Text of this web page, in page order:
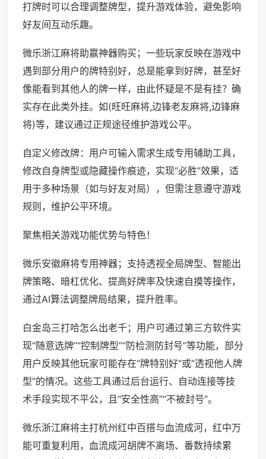
打牌时可以合理调整牌型，提升游戏体验，避免影响
好友间互动乐趣。
微乐浙江麻将助赢神器购买；一些玩家反映在游戏中
遇到部分用户的牌特别好，总是能拿到好牌，甚至好
像能看到其他人的牌一样，由此怀疑是不是有挂？确
实存在此类外挂。如(旺旺麻将,边锋老友麻将,边锋麻
将)等，建议通过正规途径维护游戏公平。
自定义修改牌：用户可输入需求生成专用辅助工具，
修改自身牌型或隐藏操作痕迹，实现“必胜”效果，适
用于多种场景（如与好友对局），但需注意遵守游戏
规则，维护公平环境。
聚焦相关游戏功能优势与特色！
微乐安徽麻将专用神器；支持透视全局牌型、智能出
牌策略、暗杠优化、提高好牌率及快速自摸等操作，
通过AI算法调整牌局结果，提升胜率。
白金岛三打哈怎么出老千；用户可通过第三方软件实
现“随意选牌”“控制牌型”“防检测防封号”等功能，部分
用户反映其他玩家可能存在“牌特别好”或“透视他人牌
型”的情况。这些工具通过后台运行、自动连接等技
术手段实现不平公，且“安全性高”“不被封号”。
微乐浙江麻将主打杭州红中百搭与血流成河，红中万
能可重复利用，血流成河胡牌不离场、番数持续累